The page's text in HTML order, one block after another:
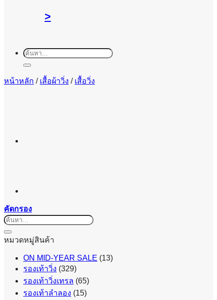
>
ค้นหา:
หน้าหลัก / เสื้อผ้าวิ่ง / เสื้อวิ่ง
คัดกรอง
ค้นหา:
หมวดหมู่สินค้า
ON MID-YEAR SALE (13)
รองเท้าวิ่ง (329)
รองเท้าวิ่งเทรล (65)
รองเท้าลำลอง (15)